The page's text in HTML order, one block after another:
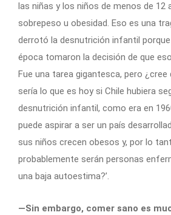
las niñas y los niños de menos de 12
sobrepeso u obesidad. Eso es una
derrotó la desnutrición infantil
época tomaron la decisión de que
Fue una tarea gigantesca, pero
sería lo que es hoy si Chile hubiera
desnutrición infantil, como era en
puede aspirar a ser un país
sus niños crecen obesos y, por lo
probablemente serán personas
una baja autoestima?’.
—Sin embargo, comer sano es